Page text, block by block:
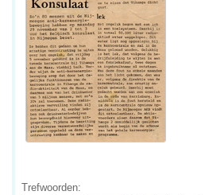
Trefwoorden: